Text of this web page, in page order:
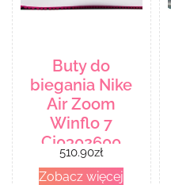
Buty do
biegania Nike
Air Zoom
Winflo 7
Cj0302600
Różowy
510.90zł
Zobacz więcej